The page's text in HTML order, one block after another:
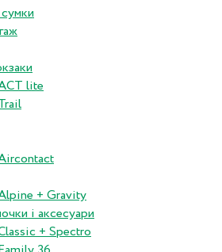
lite
+ Gravity
і аксесуари
+ Spectro